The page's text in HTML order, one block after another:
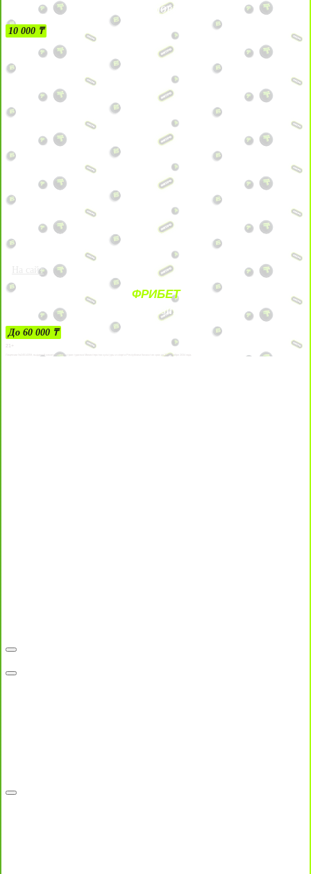
БЕЗ УСЛОВИЙ
10 000 ₸
На сайт
ФРИБЕТ
ЗА ДЕПОЗИТЫ
До 60 000 ₸
21+
Лицензии №24514359, выданной комитетом индустрии туризма Министерства культуры и спорта Республики Казахстан срок до 27 сентября 2034 года.